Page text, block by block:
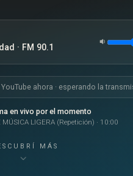
· FM 90.1
ahora · esperando la
en vivo por el momento
LIGERA (Repetición) · 10:00
MÁS